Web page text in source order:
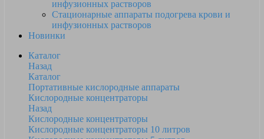
инфузионных растворов
Стационарные аппараты подогрева крови и
инфузионных растворов
Новинки
Каталог
Назад
Каталог
Портативные кислородные аппараты
Кислородные концентраторы
Назад
Кислородные концентраторы
Кислородные концентраторы 10 литров